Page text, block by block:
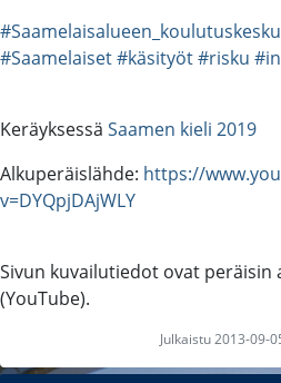
#Saamelaiset#käsityöt#risku
Keräyksessä Saamen kieli 2019
Alkuperäislähde: https://
v=DYQpjDAjWLY
Sivun kuvailutiedot ovat peräisin
(YouTube).
Julkaistu 2013-09-